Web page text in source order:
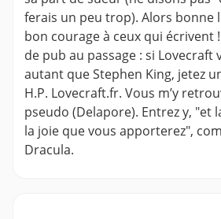
ferais un peu trop). Alors bonne
bon courage à ceux qui écrivent
de pub au passage : si Lovecraft
autant que Stephen King, jetez
H.P. Lovecraft.fr. Vous m’y
pseudo (Delapore). Entrez y, "et
la joie que vous apporterez",
Dracula.